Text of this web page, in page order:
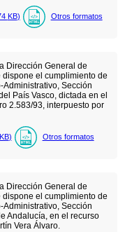
KB) Otros formatos
Dirección General de
dispone el cumplimiento de
Sección
País Vasco, dictada en el
2.583/93, interpuesto por
KB) Otros formatos
Dirección General de
dispone el cumplimiento de
Sección
Andalucía, en el recurso
Vera Álvaro.